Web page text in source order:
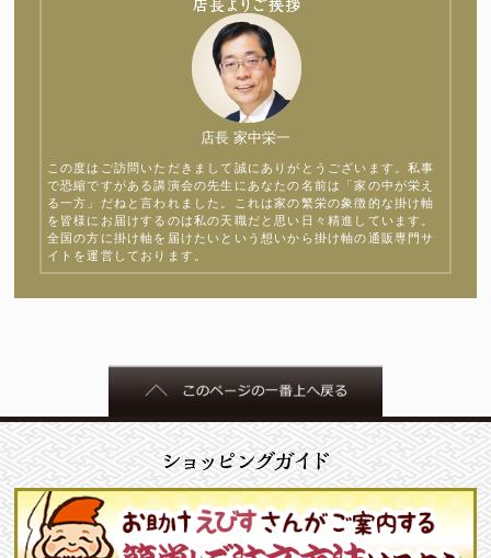
店長 家中栄一
この度はご訪問いただきまして誠にありがとうございます。私事
で恐縮ですがある講演会の先生にあなたの名前は「家の中が栄え
る一方」だねと言われました。これは家の繁栄の象徴的な掛け軸
を皆様にお届けするのは私の天職だと思い日々精進しています。
全国の方に掛け軸を届けたいという想いから掛け軸の通販専門サ
イトを運営しております。